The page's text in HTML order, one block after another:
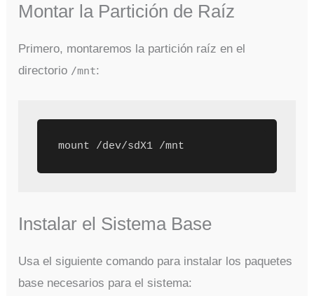
Montar la Partición de Raíz
Primero, montaremos la partición raíz en el
directorio /mnt:
Instalar el Sistema Base
Usa el siguiente comando para instalar los paquetes
base necesarios para el sistema: